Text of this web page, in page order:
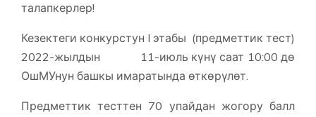
талапкерлер!
Кезектеги конкурстун I этабы (предметтик тест)
2022-жылдын 11-июль күнү саат 10:00 дө
ОшМУнун башкы имаратында өткөрүлөт.
Предметтик тесттен 70 упайдан жогору балл